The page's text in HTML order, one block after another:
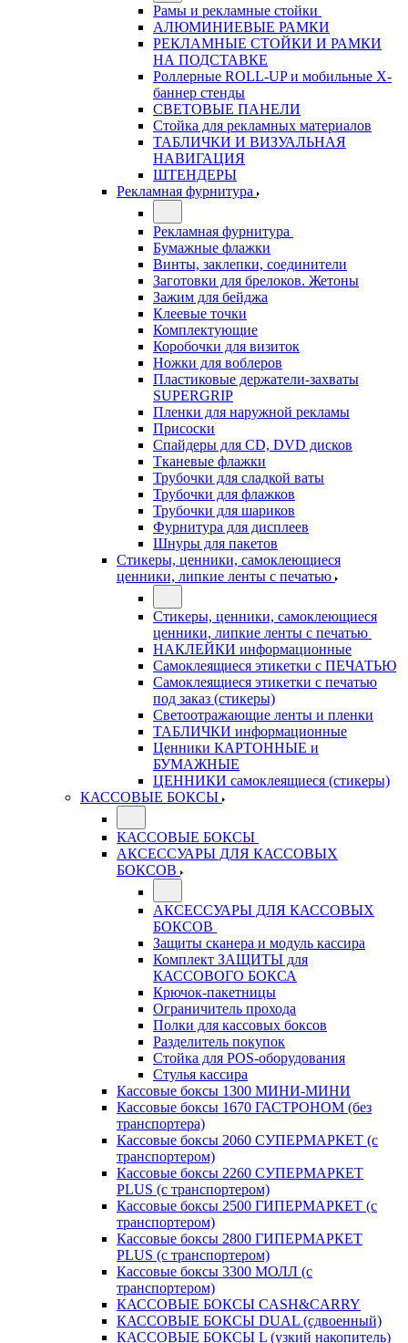
Рамы и рекламные стойки
АЛЮМИНИЕВЫЕ РАМКИ
РЕКЛАМНЫЕ СТОЙКИ И РАМКИ
НА ПОДСТАВКЕ
Роллерные ROLL-UP и мобильные X-
баннер стенды
СВЕТОВЫЕ ПАНЕЛИ
Стойка для рекламных материалов
ТАБЛИЧКИ И ВИЗУАЛЬНАЯ
НАВИГАЦИЯ
ШТЕНДЕРЫ
Рекламная фурнитура
Рекламная фурнитура
Бумажные флажки
Винты, заклепки, соединители
Заготовки для брелоков. Жетоны
Зажим для бейджа
Клеевые точки
Комплектующие
Коробочки для визиток
Ножки для воблеров
Пластиковые держатели-захваты
SUPERGRIP
Пленки для наружной рекламы
Присоски
Спайдеры для CD, DVD дисков
Тканевые флажки
Трубочки для сладкой ваты
Трубочки для флажков
Трубочки для шариков
Фурнитура для дисплеев
Шнуры для пакетов
Стикеры, ценники, самоклеющиеся
ценники, липкие ленты с печатью
Стикеры, ценники, самоклеющиеся
ценники, липкие ленты с печатью
НАКЛЕЙКИ информационные
Самоклеящиеся этикетки с ПЕЧАТЬЮ
Самоклеящиеся этикетки с печатью
под заказ (стикеры)
Светоотражающие ленты и пленки
ТАБЛИЧКИ информационные
Ценники КАРТОННЫЕ и
БУМАЖНЫЕ
ЦЕННИКИ самоклеящиеся (стикеры)
КАССОВЫЕ БОКСЫ
КАССОВЫЕ БОКСЫ
АКСЕССУАРЫ ДЛЯ КАССОВЫХ
БОКСОВ
АКСЕССУАРЫ ДЛЯ КАССОВЫХ
БОКСОВ
Защиты сканера и модуль кассира
Комплект ЗАЩИТЫ для
КАССОВОГО БОКСА
Крючок-пакетницы
Ограничитель прохода
Полки для кассовых боксов
Разделитель покупок
Стойка для POS-оборудования
Стулья кассира
Кассовые боксы 1300 МИНИ-МИНИ
Кассовые боксы 1670 ГАСТРОНОМ (без
транспортера)
Кассовые боксы 2060 СУПЕРМАРКЕТ (с
транспортером)
Кассовые боксы 2260 СУПЕРМАРКЕТ
PLUS (с транспортером)
Кассовые боксы 2500 ГИПЕРМАРКЕТ (с
транспортером)
Кассовые боксы 2800 ГИПЕРМАРКЕТ
PLUS (с транспортером)
Кассовые боксы 3300 МОЛЛ (с
транспортером)
КАССОВЫЕ БОКСЫ CASH&CARRY
КАССОВЫЕ БОКСЫ DUAL (сдвоенный)
КАССОВЫЕ БОКСЫ L (узкий накопитель)